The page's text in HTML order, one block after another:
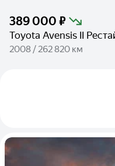
389 000 ₽
Toyota Avensis II
2008 / 262 820 км